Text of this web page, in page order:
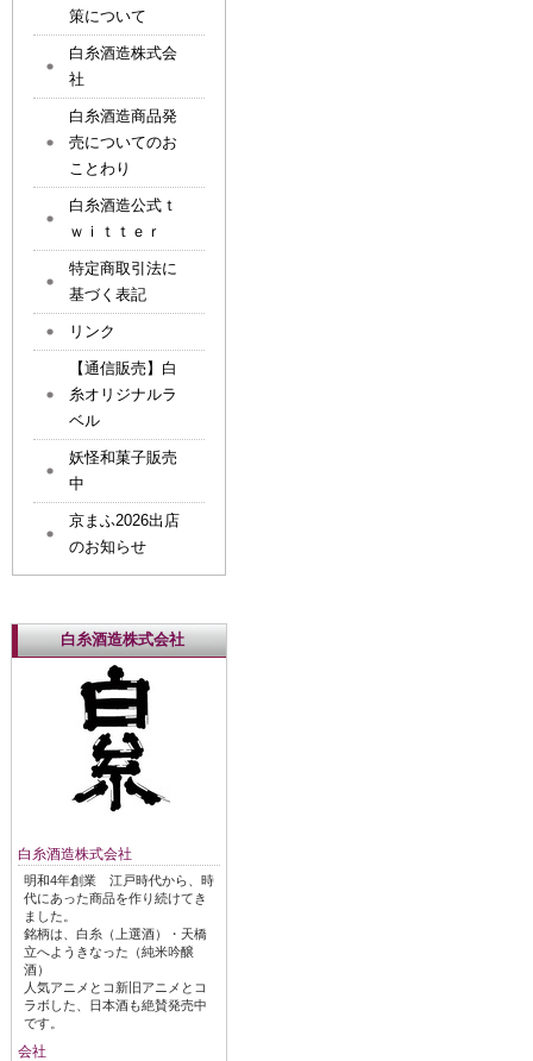
策について
白糸酒造株式会
社
白糸酒造商品発
売についてのお
ことわり
白糸酒造公式ｔ
ｗｉｔｔｅｒ
特定商取引法に
基づく表記
リンク
【通信販売】白
糸オリジナルラ
ベル
妖怪和菓子販売
中
京まふ2026出店
のお知らせ
白糸酒造株式会社
白糸酒造株式会社
明和4年創業 江戸時代から、時
代にあった商品を作り続けてき
ました。
銘柄は、白糸（上選酒）・天橋
立へようきなった（純米吟醸
酒）
人気アニメとコ新旧アニメとコ
ラボした、日本酒も絶賛発売中
です。
会社